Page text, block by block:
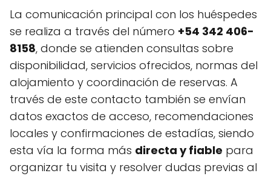
La comunicación principal con los huéspedes
se realiza a través del número +54 342 406-
8158, donde se atienden consultas sobre
disponibilidad, servicios ofrecidos, normas del
alojamiento y coordinación de reservas. A
través de este contacto también se envían
datos exactos de acceso, recomendaciones
locales y confirmaciones de estadías, siendo
esta vía la forma más directa y fiable para
organizar tu visita y resolver dudas previas al